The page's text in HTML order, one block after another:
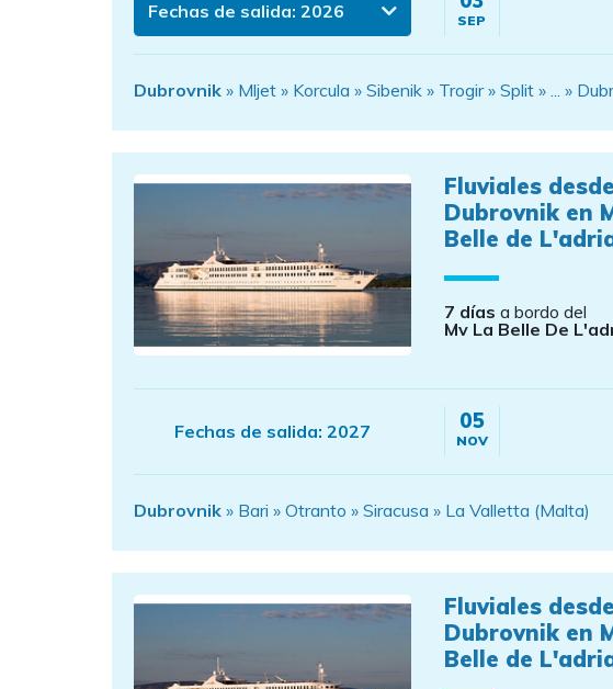
Fechas de salida: 2026 SEP
Dubrovnik » Mljet » Korcula » Sibenik » Trogir » Split » ... »
Fluviales desde
Dubrovnik en
Belle de
7 días a bordo del
Mv La Belle De
Fechas de salida: 2027 05
NOV
Dubrovnik » Bari » Otranto » Siracusa » La Valletta (Malta)
Fluviales desde
Dubrovnik en
Belle de